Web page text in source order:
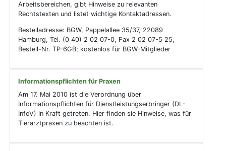
Arbeitsbereichen, gibt Hinweise zu relevanten
Rechtstexten und listet wichtige Kontaktadressen.
Bestelladresse: BGW, Pappelallee 35/37, 22089
Hamburg, Tel. (0 40) 2 02 07-0, Fax 2 02 07-5 25,
Bestell-Nr. TP-6GB; kostenlos für BGW-Mitglieder
Informationspflichten für Praxen
Am 17. Mai 2010 ist die Verordnung über
Informationspflichten für Dienstleistungserbringer (DL-
InfoV) in Kraft getreten. Hier finden sie Hinweise, was für
Tierarztpraxen zu beachten ist.